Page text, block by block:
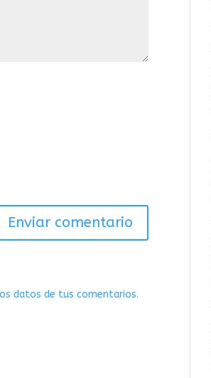
datos de tus comentarios.